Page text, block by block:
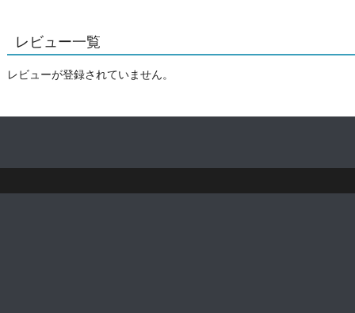
レビュー一覧
レビューが登録されていません。